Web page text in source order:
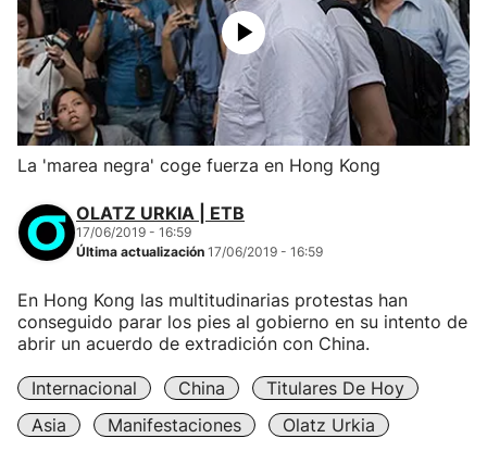
La 'marea negra' coge fuerza en Hong Kong
OLATZ URKIA | ETB
17/06/2019 - 16:59
Última actualización 17/06/2019 - 16:59
En Hong Kong las multitudinarias protestas han
conseguido parar los pies al gobierno en su intento de
abrir un acuerdo de extradición con China.
Internacional China
Titulares De Hoy
Asia
Manifestaciones Olatz Urkia